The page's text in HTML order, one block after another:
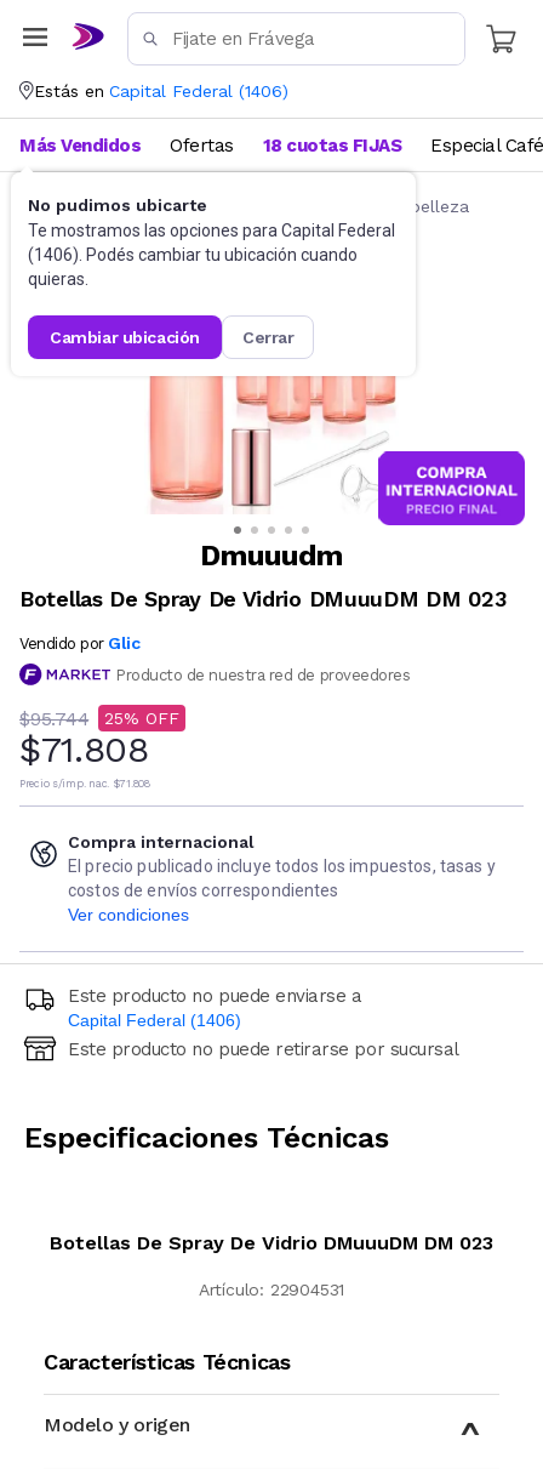
Estás en Capital Federal (1406)
No pudimos ubicarte
Te mostramos las opciones para Capital Federal
(1406). Podés cambiar tu ubicación cuando
quieras.
cambiar ubicación cerrar
Más Vendidos Ofertas 18 cuotas FIJAS Especial Café
Belleza y Cuidado Corporal Accesorios de belleza
Dmuuudm
Botellas De Spray De Vidrio DMuuuDM DM 023
Vendido por Glic
Producto de nuestra red de proveedores
$95.744 25
$71.808
Precio s/imp. nac. $71.808
Compra internacional
El precio publicado incluye todos los impuestos, tasas y
costos de envíos correspondientes
Ver condiciones
Este producto no puede enviarse a
Capital Federal (1406)
Ingresá código postal (sólo números)
Este producto no puede retirarse por sucursal
Especificaciones Técnicas
Botellas De Spray De Vidrio DMuuuDM DM 023
Artículo: 22904531
Características Técnicas
Modelo y origen